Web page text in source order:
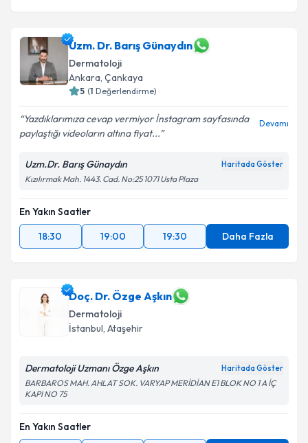
Uzm. Dr. Barış Günaydın
Dermatoloji
Ankara, Çankaya
5 (1 Değerlendirme)
Yazdıklarımıza cevap vermiyor İnstagram sayfasında
paylaştığı videoların altına fiyat...
Devamı
Uzm.Dr. Barış Günaydın Haritada Göster
Kızılırmak Mah. 1443. Cad. No:25 1071 Usta Plaza
En Yakın Saatler
18:30
19:00 19:30 Daha Fazla
Doç. Dr. Özge Aşkın
Dermatoloji
İstanbul, Ataşehir
Dermatoloji Uzmanı Özge Aşkın Haritada Göster
BARBAROS MAH. AHLAT SOK. VARYAP MERİDİAN E1 BLOK NO 1 A İÇ
KAPI NO 75
En Yakın Saatler